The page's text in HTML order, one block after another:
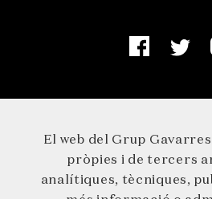
El web del Grup
pròpies i de tercers
analítiques, tècniques,